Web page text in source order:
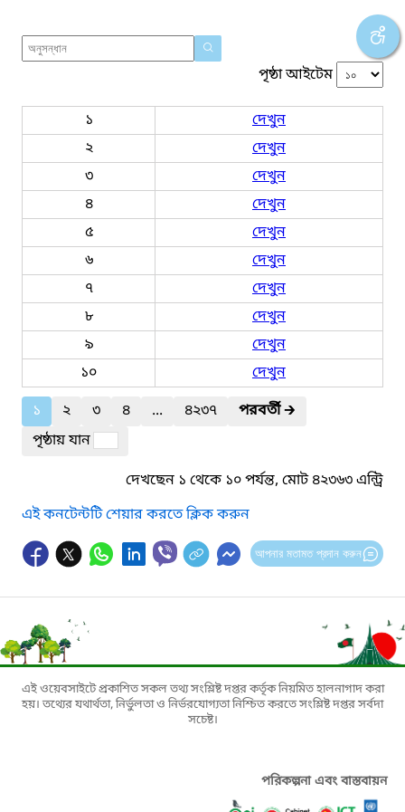
পৃষ্ঠা আইটেম
১
দেখুন
২
দেখুন
৩
দেখুন
৪
দেখুন
৫
দেখুন
৬
দেখুন
৭
দেখুন
৮
দেখুন
৯
দেখুন
১০
দেখুন
১
২ ৩ ৪ ... ৪২৩৭ পরবর্তী🡲
পৃষ্ঠায় যান
দেখছেন ১ থেকে ১০ পর্যন্ত, মোট ৪২৩৬৩ এন্ট্রি
এই কনটেন্টটি শেয়ার করতে ক্লিক করুন
আপনার মতামত প্রদান করুন
এই ওয়েবসাইটে প্রকাশিত সকল তথ্য সংশ্লিষ্ট দপ্তর কর্তৃক নিয়মিত হালনাগাদ করা
হয়। তথ্যের যথার্থতা, নির্ভুলতা ও নির্ভরযোগ্যতা নিশ্চিত করতে সংশ্লিষ্ট দপ্তর সর্বদা
সচেষ্ট।
পরিকল্পনা এবং বাস্তবায়ন